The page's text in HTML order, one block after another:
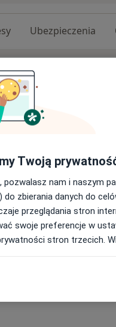
Ubezpieczenia
w nurcie
całościowe
Jest to
oraz
członkiem. W
na
psychoanalitycznymi.
poznawczo-
wspierającą w
u osób z
zaburzeniami
Twoją
pozwalasz nam i naszym
do zbierania danych do
przeglądania stron
swoje preferencje w
stron trzecich.